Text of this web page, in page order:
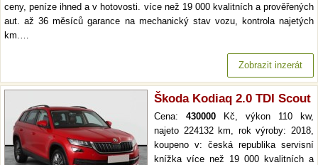
ceny, peníze ihned a v hotovosti. více než 19 000 kvalitních a prověřených
aut. až 36 měsíců garance na mechanický stav vozu, kontrola najetých
km.…
Zobrazit inzerát
Škoda Kodiaq 2.0 TDI Scout
Cena: 430000 Kč, výkon 110 kw,
najeto 224132 km, rok výroby: 2018,
koupeno v: česká republika servisní
knížka více než 19 000 kvalitních a